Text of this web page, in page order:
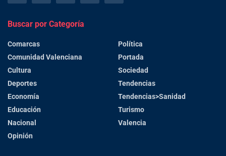
Buscar por Categoría
Comarcas
Comunidad Valenciana
Cultura
Deportes
Economía
Educación
Nacional
Opinión
Política
Portada
Sociedad
Tendencias
Tendencias>Sanidad
Turismo
Valencia